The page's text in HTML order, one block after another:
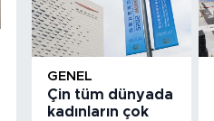
GENEL
Çin tüm dünyada
kadınların çok